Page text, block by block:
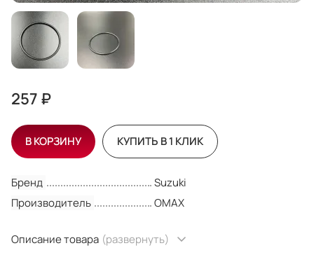
Бренд
Suzuki
Производитель
OMAX
Описание товара (развернуть)
257 ₽
В КОРЗИНУ КУПИТЬ В 1 КЛИК